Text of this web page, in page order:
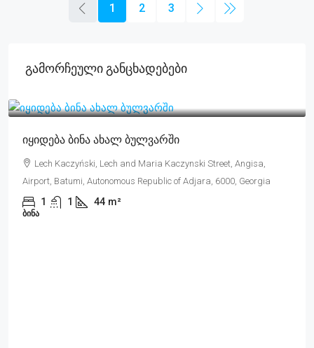
1 2 3
Გამორჩეული Განცხადებები
Იყიდება Ბინა Ახალ Ბულვარში
Lech Kaczyński, Lech and Maria Kaczynski Street, Angisa,
Airport, Batumi, Autonomous Republic of Adjara, 6000, Georgia
1 1 44 m²
ᲑᲘᲜᲐ